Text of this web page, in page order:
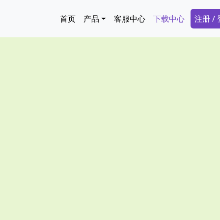
Main navigation
首页 产品 客服中心 下载中心 注册 /